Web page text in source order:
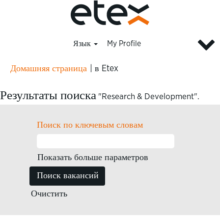
Язык My Profile
Домашняя страница в Etex
Результаты поиска "Research & Development".
Поиск по ключевым словам
Показать больше параметров
Очистить